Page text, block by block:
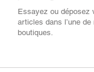
Essayez ou déposez
articles dans l’une de
boutiques.